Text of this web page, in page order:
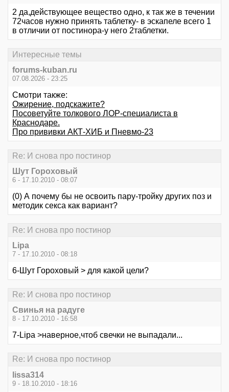
2 да,действующее вещество одно, к так же в течении
72часов нужно принять таблетку- в эскапеле всего 1
в отличии от постинора-у него 2таблетки.
Интересные темы
forums-kuban.ru
07.08.2026 - 23:25
Смотри также:
Ожирение, подскажите?
Посоветуйте толкового ЛОР-специалиста в
Краснодаре.
Про прививки АКТ-ХИБ и Пневмо-23
Re: И снова про постинор
Шут Гороховый
6 - 17.10.2010 - 08:07
(0) А почему бы не освоить пару-тройку других поз и
методик секса как вариант?
Re: И снова про постинор
Lipa
7 - 17.10.2010 - 08:18
6-Шут Гороховый > для какой цели?
Re: И снова про постинор
Свинья на радуге
8 - 17.10.2010 - 16:58
7-Lipa >наверное,чтоб свечки не выпадали...
Re: И снова про постинор
lissa314
9 - 18.10.2010 - 18:16